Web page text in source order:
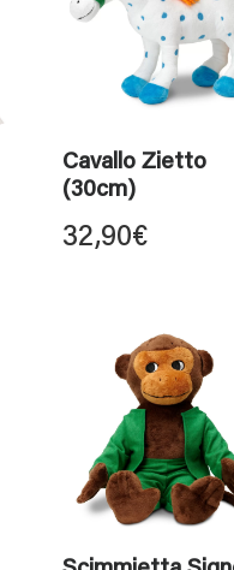
Cavallo Zietto
(30cm)
32,90€